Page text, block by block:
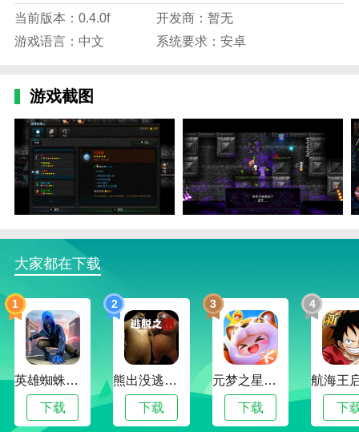
1、在本站下载并安装烛火地牢2，点击开始即可。
2、游戏总共设置了三种模式，分别为单人游戏，
3、进入游戏后可以在初始城堡购买各种装备。
4、还可以在城堡中的各种人物展开对话，触发各
种剧情。
5、拾取钥匙后即可进入地牢闯关。
6、左侧可以控制角色移动，右侧是防御、攻击以
及跳跃按钮。
7、击杀地牢中的敌人后可以获得钥匙，使用钥匙
8、被敌人消灭后，系统会为你记录本局的数据，
你可以不断的刷新记录。
烛火地牢2游戏技巧
1、玩家在游戏里面击倒敌人之后，就可以解锁下
一关的钥匙。
当前版本：0.4.0f
开发商：暂无
游戏语言：中文
系统要求：安卓
游戏截图
大家都在下载
1
英雄蜘蛛侠绳索格斗城市模拟器
下载
2
熊出没逃脱之路
下载
3
元梦之星手游下载2024最新版
下载
4
下